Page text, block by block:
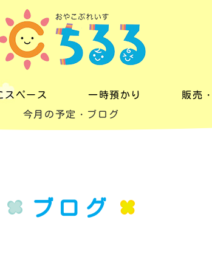
スペース
スペース
一時預かり
一時預かり
販売
今月の予定・ブログ
ブログ